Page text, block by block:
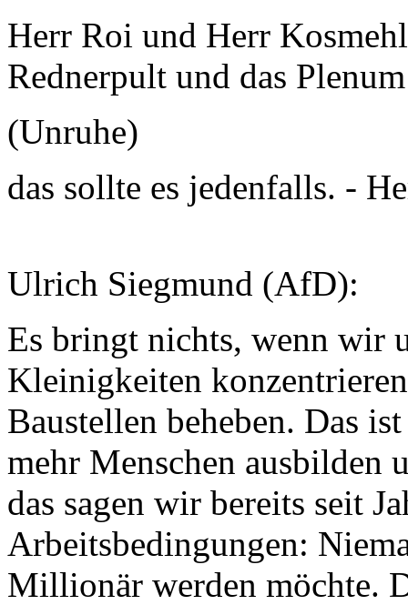
Herr Roi und Herr
Rednerpult und das
(Unruhe)
das sollte es jedenfalls. -
Ulrich Siegmund (AfD):
Es bringt nichts, wenn wir
Kleinigkeiten
Baustellen beheben. Das
mehr Menschen ausbilden
das sagen wir bereits seit
Arbeitsbedingungen:
Millionär werden möchte.